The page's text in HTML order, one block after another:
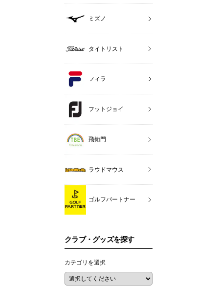
ミズノ
タイトリスト
フィラ
フットジョイ
飛衛門
ラウドマウス
ゴルフパートナー
クラブ・グッズを探す
カテゴリを選択